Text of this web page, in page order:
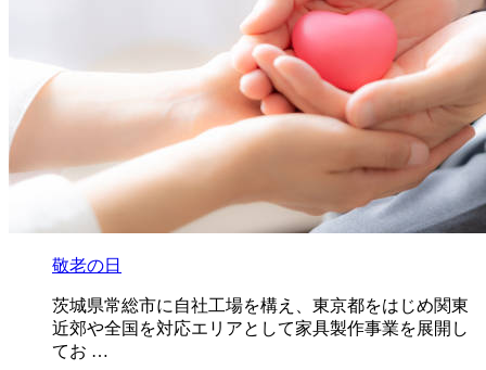
敬老の日
茨城県常総市に自社工場を構え、東京都をはじめ関東
近郊や全国を対応エリアとして家具製作事業を展開し
てお …